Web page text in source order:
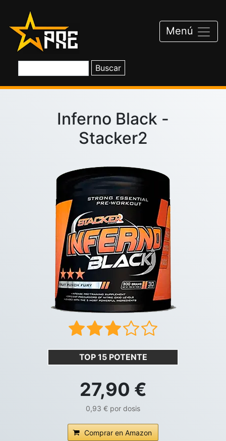
contenido
Menú
Inferno Black -
Stacker2
TOP 15 POTENTE
27,90 €
0,93 € por dosis
Comprar en Amazon